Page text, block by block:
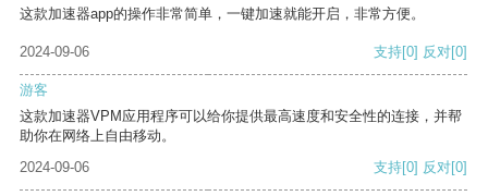
这款加速器app的操作非常简单，一键加速就能开启，非常方便。
2024-09-06 支持[0] 反对[0]
游客
这款加速器VPM应用程序可以给你提供最高速度和安全性的连接，并帮
助你在网络上自由移动。
2024-09-06
支持[0] 反对[0]